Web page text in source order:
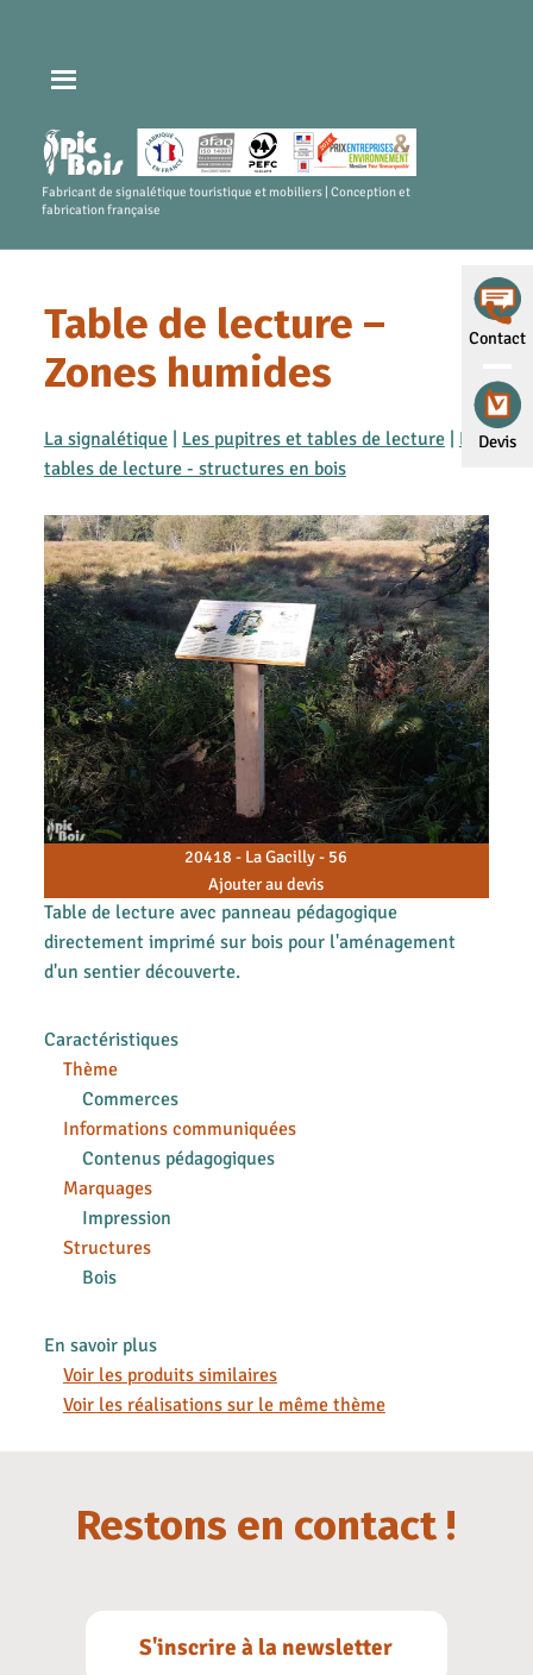
Contact
Devis
Fabricant de signalétique touristique et mobiliers | Conception et
fabrication française
Table de lecture –
Zones humides
La signalétique| Les pupitres et tables de lecture| Les
tables de lecture - structures en bois
20418 - La Gacilly - 56
Ajouter au devis
Table de lecture avec panneau pédagogique
directement imprimé sur bois pour l'aménagement
d'un sentier découverte.
Caractéristiques
Thème
Commerces
Informations communiquées
Contenus pédagogiques
Marquages
Impression
Structures
Bois
En savoir plus
Voir les produits similaires
Voir les réalisations sur le même thème
Restons en contact !
S'inscrire à la newsletter